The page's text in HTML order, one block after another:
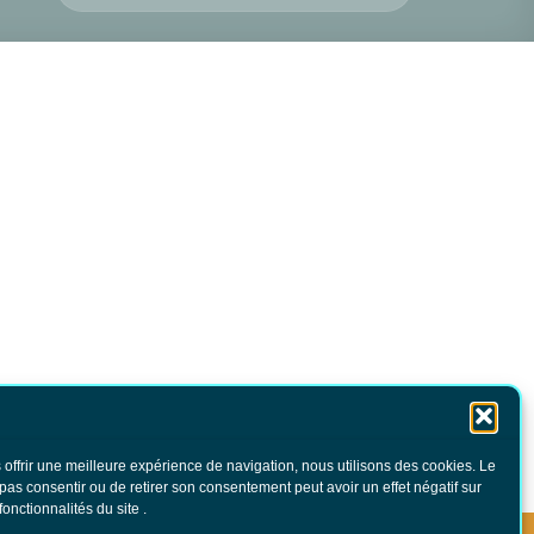
offrir une meilleure expérience de navigation, nous utilisons des cookies. Le
consentir ou de retirer son consentement peut avoir un effet négatif sur
du site .